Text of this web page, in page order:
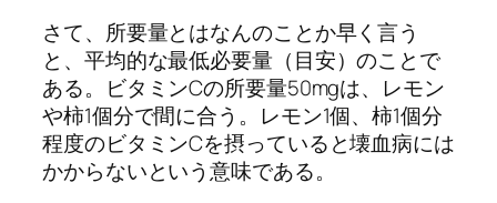
さて、所要量とはなんのことか早く言う
と、平均的な最低必要量（目安）のことで
ある。ビタミンCの所要量50mgは、レモン
や柿1個分で間に合う。レモン1個、柿1個分
程度のビタミンCを摂っていると壊血病には
かからないという意味である。